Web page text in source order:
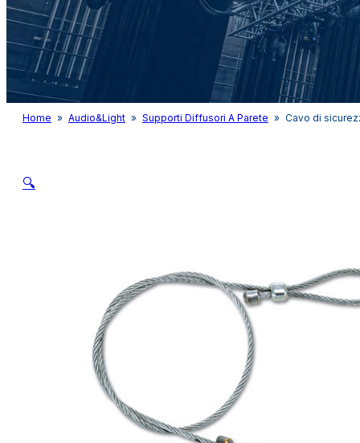
Home » Audio&Light » Supporti Diffusori A Parete » Cavo di
🔍